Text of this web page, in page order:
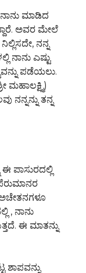
ನಾನು ಮಾಡಿದ
ಅವರ ಮೇಲೆ
ನನ್ನ
ನಾನು ಎಷ್ಟು
ಪಡೆಯಲು.
ಮಹಾಲಕ್ಷ್ಮಿ)
ನನ್ನನ್ನು ತನ್ನ
ಈ ಪಾಸುರದಲ್ಲಿ
, ನಾನು
ಈ ಮಾತನ್ನು
ಶಾಪವನ್ನು